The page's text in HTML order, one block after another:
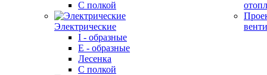
С полкой
Электрические
I - образные
E - образные
Лесенка
С полкой